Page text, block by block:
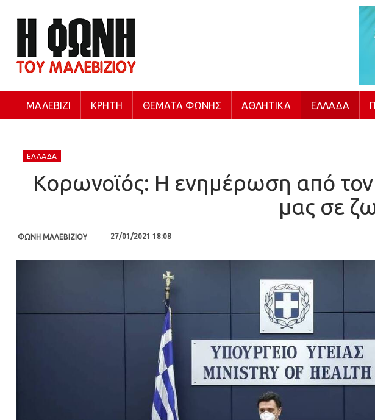
ΜΑΛΕΒΊΖΙ ΚΡΉΤΗ ΘΈΜΑΤΑ ΦΩΝΉΣ ΑΘΛΗΤΙΚΆ ΕΛΛΆΔΑ
ΕΛΛΆΔΑ
Κορωνοϊός: Η ενημέρωση από τον
μας σε
ΦΩΝΗ ΜΑΛΕΒΙΖΙΟΥ 27/01/2021 18:08